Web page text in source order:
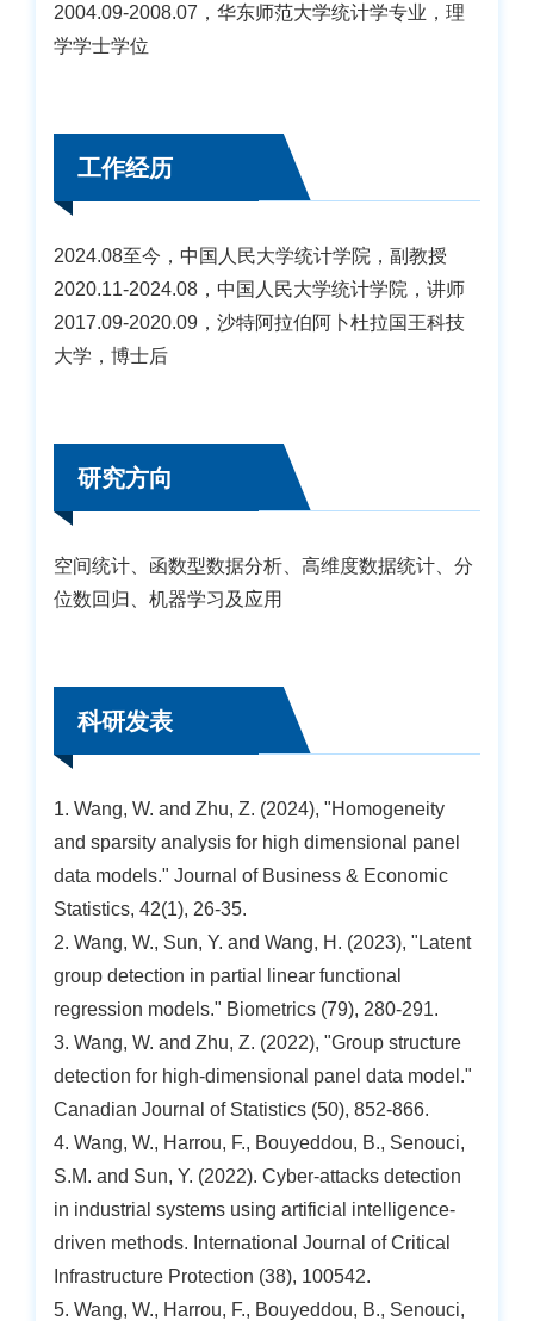
2004.09-2008.07，华东师范大学统计学专业，理
学学士学位
工作经历
2024.08至今，中国人民大学统计学院，副教授
2020.11-2024.08，中国人民大学统计学院，讲师
2017.09-2020.09，沙特阿拉伯阿卜杜拉国王科技
大学，博士后
研究方向
空间统计、函数型数据分析、高维度数据统计、分
位数回归、机器学习及应用
科研发表
1. Wang, W. and Zhu, Z. (2024), "Homogeneity
and sparsity analysis for high dimensional panel
data models." Journal of Business & Economic
Statistics, 42(1), 26-35.
2. Wang, W., Sun, Y. and Wang, H. (2023), "Latent
group detection in partial linear functional
regression models." Biometrics (79), 280-291.
3. Wang, W. and Zhu, Z. (2022), "Group structure
detection for high-dimensional panel data model."
Canadian Journal of Statistics (50), 852-866.
4. Wang, W., Harrou, F., Bouyeddou, B., Senouci,
S.M. and Sun, Y. (2022). Cyber-attacks detection
in industrial systems using artificial intelligence-
driven methods. International Journal of Critical
Infrastructure Protection (38), 100542.
5. Wang, W., Harrou, F., Bouyeddou, B., Senouci,